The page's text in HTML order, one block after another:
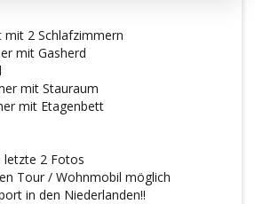
mit 2 Schlafzimmern
mit Gasherd
mit Stauraum
mit Etagenbett
letzte 2 Fotos
Tour / Wohnmobil möglich
in den Niederlanden!!